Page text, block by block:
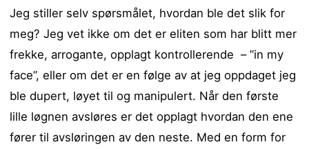
Jeg stiller selv spørsmålet, hvordan ble det slik for
meg? Jeg vet ikke om det er eliten som har blitt mer
frekke, arrogante, opplagt kontrollerende – ”in my
face”, eller om det er en følge av at jeg oppdaget jeg
ble dupert, løyet til og manipulert. Når den første
lille løgnen avsløres er det opplagt hvordan den ene
fører til avsløringen av den neste. Med en form for